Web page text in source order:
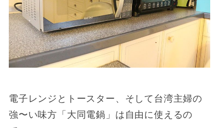
電子レンジとトースター、そして台湾主婦の
強〜い味方「大同電鍋」は自由に使えるの